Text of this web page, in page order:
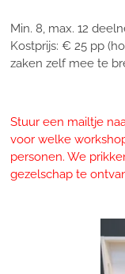
Min. 8, max. 12
Kostprijs: € 25 pp
zaken zelf mee te
Stuur een mailtje
voor welke
personen. We
gezelschap te